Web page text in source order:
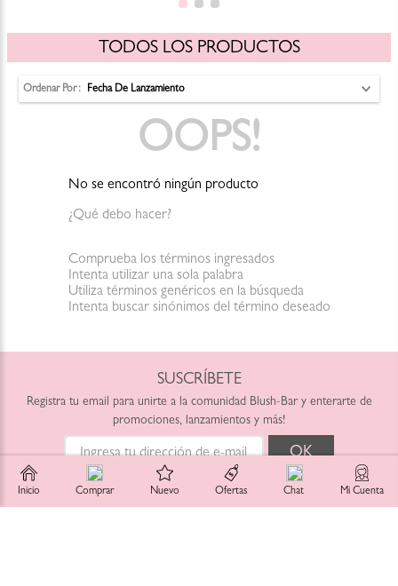
Inicio Comprar Nuevo Ofertas Chat Mi Cuenta
TODOS LOS PRODUCTOS
Ordenar Por Fecha De Lanzamiento
OOPS!
No se encontró ningún producto
¿Qué debo hacer?
Comprueba los términos ingresados
Intenta utilizar una sola palabra
Utiliza términos genéricos en la búsqueda
Intenta buscar sinónimos del término deseado
SUSCRÍBETE
Registra tu email para unirte a la comunidad Blush-Bar y enterarte de
promociones, lanzamientos y más!
He leído y acepto las Políticas de Tratamiento de Datos